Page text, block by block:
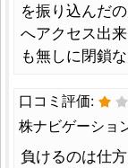
を振り込んだ
へアクセス出
も無しに閉鎖
口コミ評価:
株ナビゲーシ
負けるのは仕